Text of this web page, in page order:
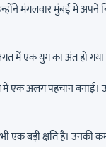
मंगलवार मुंबई में
में एक युग का अंत हो गया
में एक अलग पहचान
बड़ी क्षति है। उनकी